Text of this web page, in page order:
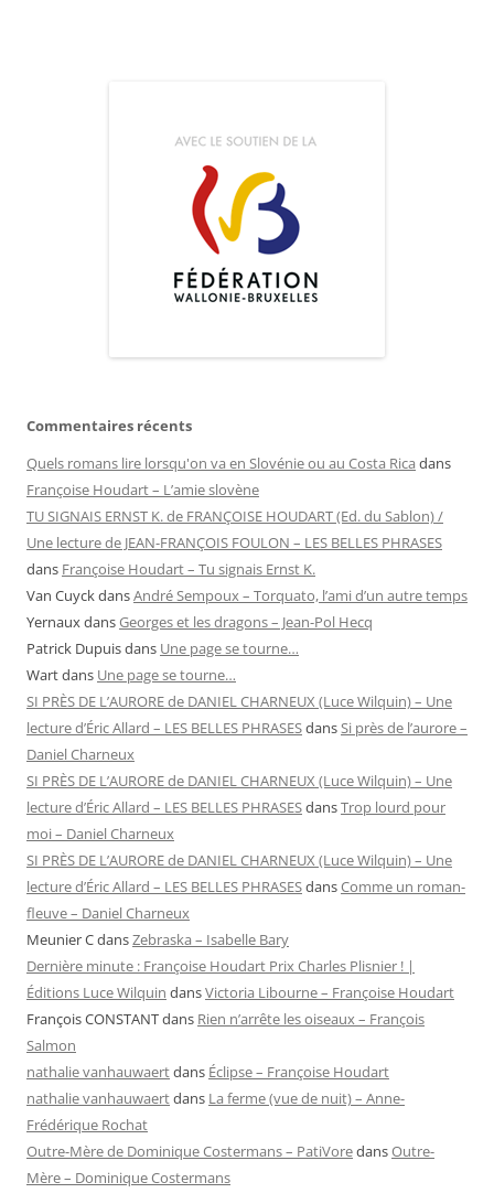
Commentaires récents
Quels romans lire lorsqu'on va en Slovénie ou au Costa Rica dans
Françoise Houdart – L’amie slovène
TU SIGNAIS ERNST K. de FRANÇOISE HOUDART (Ed. du Sablon) /
Une lecture de JEAN-FRANÇOIS FOULON – LES BELLES PHRASES
dans Françoise Houdart – Tu signais Ernst K.
Van CuyckdansAndré Sempoux – Torquato, l’ami d’un autre temps
YernauxdansGeorges et les dragons – Jean-Pol Hecq
Patrick Dupuisdans Une page se tourne…
Wartdans Une page se tourne…
SI PRÈS DE L’AURORE de DANIEL CHARNEUX (Luce Wilquin) – Une
lecture d’Éric Allard – LES BELLES PHRASESdansSi près de l’aurore –
Daniel Charneux
SI PRÈS DE L’AURORE de DANIEL CHARNEUX (Luce Wilquin) – Une
lecture d’Éric Allard – LES BELLES PHRASESdansTrop lourd pour
moi – Daniel Charneux
SI PRÈS DE L’AURORE de DANIEL CHARNEUX (Luce Wilquin) – Une
lecture d’Éric Allard – LES BELLES PHRASESdansComme un roman-
fleuve – Daniel Charneux
Meunier CdansZebraska – Isabelle Bary
Dernière minute : Françoise Houdart Prix Charles Plisnier ! |
Éditions Luce Wilquin dansVictoria Libourne – Françoise Houdart
François CONSTANTdans Rien n’arrête les oiseaux – François
Salmon
nathalie vanhauwaertdans Éclipse – Françoise Houdart
nathalie vanhauwaertdans La ferme (vue de nuit) – Anne-
Frédérique Rochat
Outre-Mère de Dominique Costermans – PatiVoredansOutre-
Mère – Dominique Costermans